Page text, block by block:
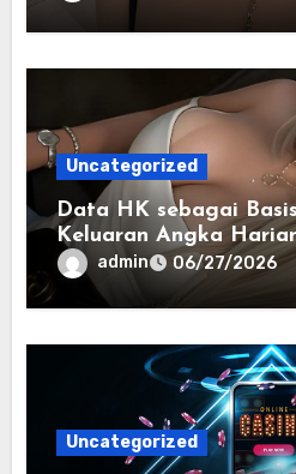
Uncategorized
Data HK sebagai
Keluaran Angka
admin 06/27/2026
Uncategorized